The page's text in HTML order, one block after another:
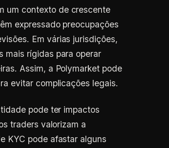
um contexto de crescente
expressado preocupações
Em várias jurisdições,
mais rígidas para operar
Assim, a Polymarket pode
evitar complicações legais.
pode ter impactos
traders valorizam a
KYC pode afastar alguns